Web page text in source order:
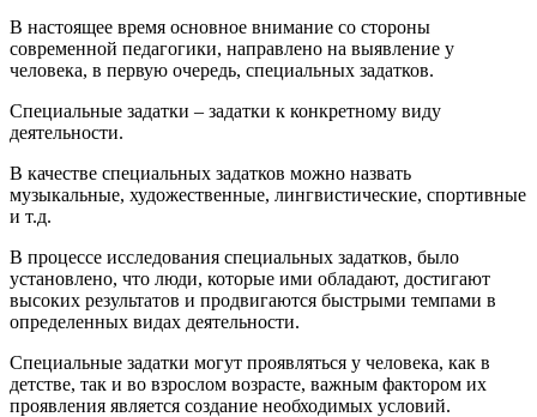
В настоящее время основное внимание со стороны
современной педагогики, направлено на выявление у
человека, в первую очередь, специальных задатков.
Специальные задатки – задатки к конкретному виду
деятельности.
В качестве специальных задатков можно назвать
музыкальные, художественные, лингвистические, спортивные
и т.д.
В процессе исследования специальных задатков, было
установлено, что люди, которые ими обладают, достигают
высоких результатов и продвигаются быстрыми темпами в
определенных видах деятельности.
Специальные задатки могут проявляться у человека, как в
детстве, так и во взрослом возрасте, важным фактором их
проявления является создание необходимых условий.